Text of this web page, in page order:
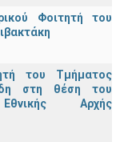
Φοιτητή του
του Τμήματος
στη θέση του
Αρχής